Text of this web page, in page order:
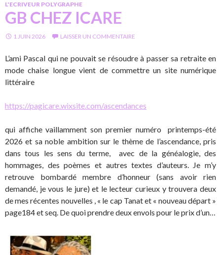
L'ECRIVEUR POLYGRAPHE
GB CHEZ ICARE
1 JUIN 2026 LAISSER UN COMMENTAIRE
L’ami Pascal qui ne pouvait se résoudre à passer sa retraite en
mode chaise longue vient de commettre un site numérique
littéraire
https://pagicare.wixsite.com/ascendances
qui affiche vaillamment son premier numéro printemps-été
2026 et sa noble ambition sur le thème de l’ascendance, pris
dans tous les sens du terme, avec de la généalogie, des
hommages, des poèmes et autres textes d’auteurs. Je m’y
retrouve bombardé membre d’honneur (sans avoir rien
demandé, je vous le jure) et le lecteur curieux y trouvera deux
de mes récentes nouvelles , « le cap Tanat et « nouveau départ »
page184 et seq. De quoi prendre deux envols pour le prix d’un…